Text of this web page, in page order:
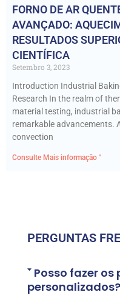
FORNO DE AR
AVANÇADO:
RESULTADOS
CIENTÍFICA
Setembro 3, 2023
Introduction Industrial
Research In the realm of
material testing, industrial
remarkable advancements.
convection
Consulte Mais informação "
PERGUNTAS
Posso fazer
personalizados?